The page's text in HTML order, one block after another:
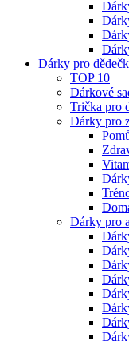
Dárky pro
TOP 10
Dárkové
Trička pro
Dárky pro
Dárky pro